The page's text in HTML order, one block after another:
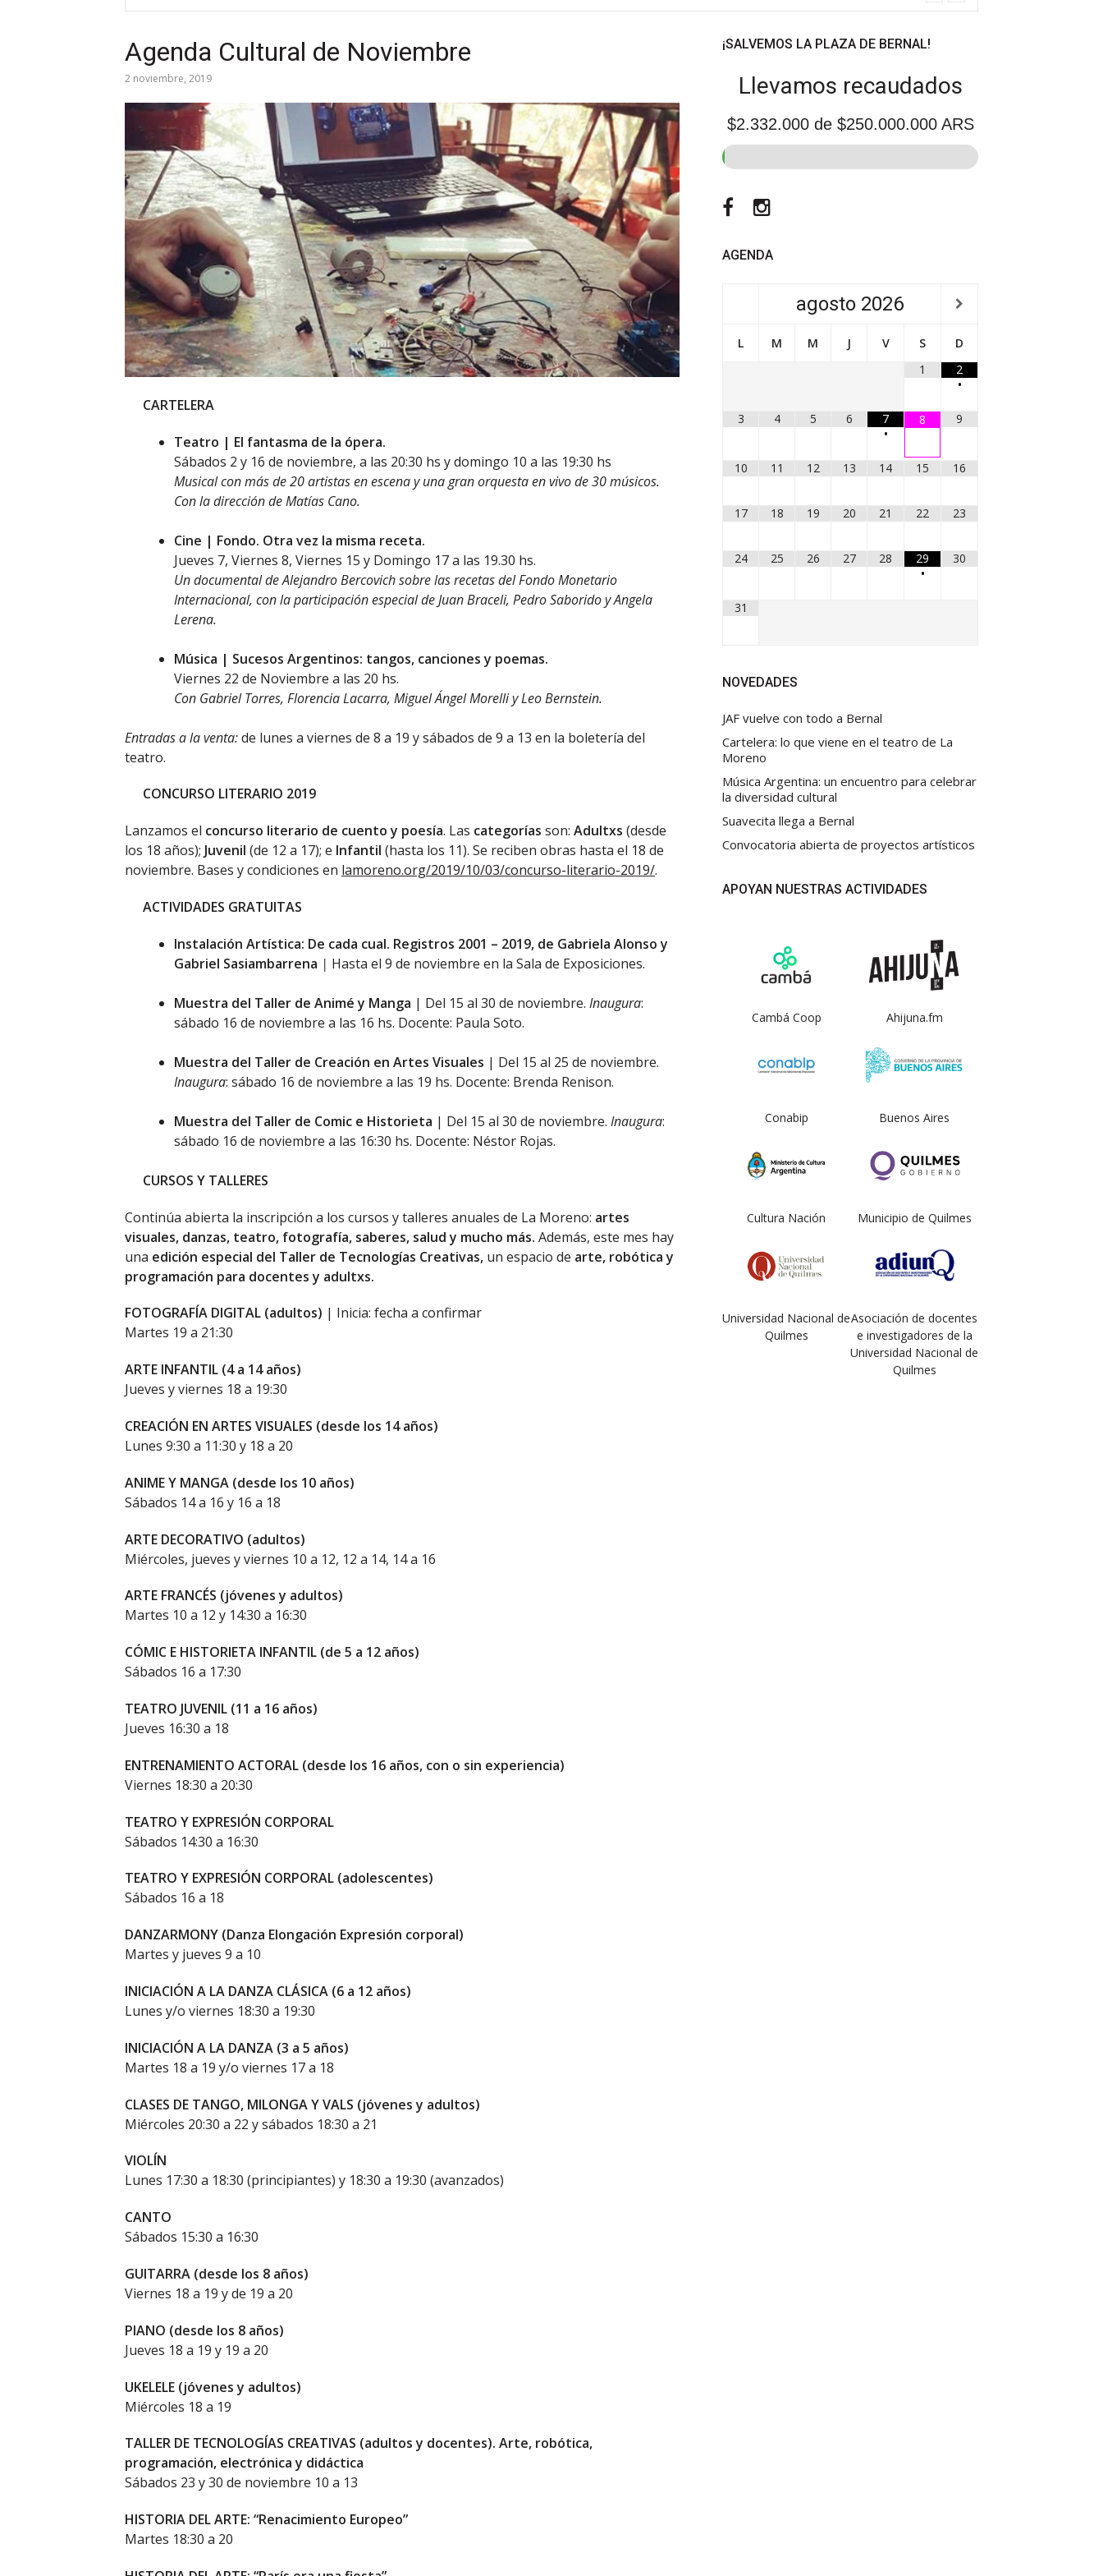
Agenda Cultural de Noviembre
2 noviembre, 2019
CARTELERA
Teatro | El fantasma de la ópera.
Sábados 2 y 16 de noviembre, a las 20:30 hs y domingo 10 a las 19:30 hs
Musical con más de 20 artistas en escena y una gran orquesta en vivo de 30 músicos.
Con la dirección de Matías Cano.
Cine | Fondo. Otra vez la misma receta.
Jueves 7, Viernes 8, Viernes 15 y Domingo 17 a las 19.30 hs.
Un documental de Alejandro Bercovich sobre las recetas del Fondo Monetario
Internacional, con la participación especial de Juan Braceli, Pedro Saborido y Angela
Lerena.
Música | Sucesos Argentinos: tangos, canciones y poemas.
Viernes 22 de Noviembre a las 20 hs.
Con Gabriel Torres, Florencia Lacarra, Miguel Ángel Morelli y Leo Bernstein.
Entradas a la venta:de lunes a viernes de 8 a 19 y sábados de 9 a 13 en la boletería del
teatro.
CONCURSO LITERARIO 2019
Lanzamos el concurso literario de cuento y poesía. Las categorías son: Adultxs (desde
los 18 años); Juvenil (de 12 a 17); e Infantil (hasta los 11). Se reciben obras hasta el 18 de
noviembre. Bases y condiciones en lamoreno.org/2019/10/03/concurso-literario-2019/.
ACTIVIDADES GRATUITAS
Instalación Artística: De cada cual. Registros 2001 – 2019, de Gabriela Alonso y
Gabriel Sasiambarrena | Hasta el 9 de noviembre en la Sala de Exposiciones.
Muestra del Taller de Animé y Manga | Del 15 al 30 de noviembre. Inaugura:
sábado 16 de noviembre a las 16 hs. Docente: Paula Soto.
Muestra del Taller de Creación en Artes Visuales | Del 15 al 25 de noviembre.
Inaugura: sábado 16 de noviembre a las 19 hs. Docente: Brenda Renison.
Muestra del Taller de Comic e Historieta | Del 15 al 30 de noviembre. Inaugura:
sábado 16 de noviembre a las 16:30 hs. Docente: Néstor Rojas.
CURSOS Y TALLERES
Continúa abierta la inscripción a los cursos y talleres anuales de La Moreno: artes
visuales, danzas, teatro, fotografía, saberes, salud y mucho más. Además, este mes hay
una edición especial del Taller de Tecnologías Creativas, un espacio de arte, robótica y
programación para docentes y adultxs.
FOTOGRAFÍA DIGITAL (adultos) | Inicia: fecha a confirmar
Martes 19 a 21:30
ARTE INFANTIL (4 a 14 años)
Jueves y viernes 18 a 19:30
CREACIÓN EN ARTES VISUALES (desde los 14 años)
Lunes 9:30 a 11:30 y 18 a 20
ANIME Y MANGA (desde los 10 años)
Sábados 14 a 16 y 16 a 18
ARTE DECORATIVO (adultos)
Miércoles, jueves y viernes 10 a 12, 12 a 14, 14 a 16
ARTE FRANCÉS (jóvenes y adultos)
Martes 10 a 12 y 14:30 a 16:30
CÓMIC E HISTORIETA INFANTIL (de 5 a 12 años)
Sábados 16 a 17:30
TEATRO JUVENIL (11 a 16 años)
Jueves 16:30 a 18
ENTRENAMIENTO ACTORAL (desde los 16 años, con o sin experiencia)
Viernes 18:30 a 20:30
TEATRO Y EXPRESIÓN CORPORAL
Sábados 14:30 a 16:30
TEATRO Y EXPRESIÓN CORPORAL (adolescentes)
Sábados 16 a 18
DANZARMONY (Danza Elongación Expresión corporal)
Martes y jueves 9 a 10
INICIACIÓN A LA DANZA CLÁSICA (6 a 12 años)
Lunes y/o viernes 18:30 a 19:30
INICIACIÓN A LA DANZA (3 a 5 años)
Martes 18 a 19 y/o viernes 17 a 18
CLASES DE TANGO, MILONGA Y VALS (jóvenes y adultos)
Miércoles 20:30 a 22 y sábados 18:30 a 21
VIOLÍN
Lunes 17:30 a 18:30 (principiantes) y 18:30 a 19:30 (avanzados)
CANTO
Sábados 15:30 a 16:30
GUITARRA (desde los 8 años)
Viernes 18 a 19 y de 19 a 20
PIANO (desde los 8 años)
Jueves 18 a 19 y 19 a 20
UKELELE (jóvenes y adultos)
Miércoles 18 a 19
TALLER DE TECNOLOGÍAS CREATIVAS (adultos y docentes). Arte, robótica,
programación, electrónica y didáctica
Sábados 23 y 30 de noviembre 10 a 13
HISTORIA DEL ARTE: “Renacimiento Europeo”
Martes 18:30 a 20
¡SALVEMOS LA PLAZA DE BERNAL!
Llevamos recaudados
$2.332.000de $250.000.000 ARS
Facebook
AGENDA
agosto 2026
L M M J V S
D
1
2
•
3 4 5 6
7
•
8 9
10 11 12 13 14 15 16
17 18 19 20 21 22 23
24 25 26 27 28
29
•
30
31
NOVEDADES
JAF vuelve con todo a Bernal
Cartelera: lo que viene en el teatro de La
Moreno
Música Argentina: un encuentro para celebrar
la diversidad cultural
Suavecita llega a Bernal
Convocatoria abierta de proyectos artísticos
APOYAN NUESTRAS ACTIVIDADES
Cambá Coop Ahijuna.fm
Conabip Buenos Aires
Cultura Nación Municipio de Quilmes
Universidad Nacional de
Quilmes
Asociación de docentes
e investigadores de la
Universidad Nacional de
Quilmes